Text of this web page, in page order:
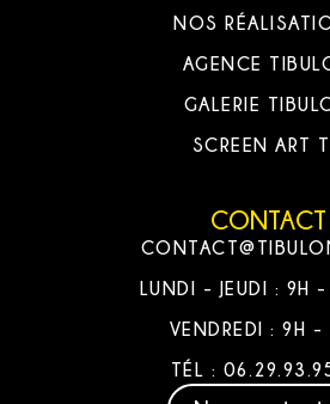
NOS
AGENCE
GALERIE
SCREEN ART
CONTACT
LUNDI - JEUDI : 9H
VENDREDI : 9H -
TÉL :